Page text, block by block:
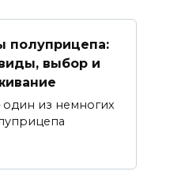
полуприцепа:
выбор и
из немногих